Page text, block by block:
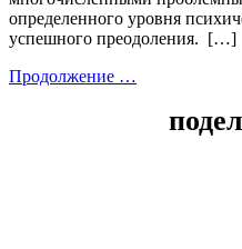
определенного уровня
успешного преодоления. […]
Продолжение …